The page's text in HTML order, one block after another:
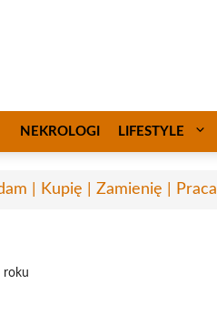
NEKROLOGI LIFESTYLE
| Kupię | Zamienię | Praca
roku